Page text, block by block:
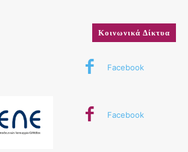
Κοινωνικά Δίκτυα
Facebook
Facebook